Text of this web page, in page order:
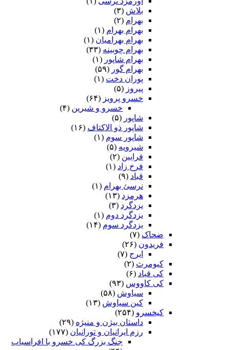
بلاش (۳)
بهرام (۲)
بهرام بهرام (۱)
بهرام بهرامیان‏ (۱)
بهرام چوبینه (۳۳)
بهرام شاپور (۱)
بهرام گور (۵۹)
پوران دخت (۱)
پیروز (۵)
خسرو پرویز (۶۴)
خسرو و شیرین (۴)
شاپور (۵)
شاپور ذو الاکتاف (۱۶)
شاپور سوم‏ (۱)
شیرویه (۵)
فرایین (۲)
فرخ زاد (۱)
قباد (۹)
نرسئ بهرام‏ (۱)
هرمزد (۱۳)
یزدگرد (۳)
یزدگرد دوم (۱)
یزدگرد سوم (۱۴)
ضحاک (۷)
فریدون (۲۶)
ایرج (۷)
کیومرث (۲)
کی قباد (۶)
کی کاووس (۹۳)
سیاوش (۵۸)
کین سیاوش (۱۳)
کیخسرو (۲۵۴)
داستان بیژن و منیژه (۲۹)
رزم ایرانیان و تورانیان (۱۷۷)
جنگ بزرگ کی خسرو با افراسیاب